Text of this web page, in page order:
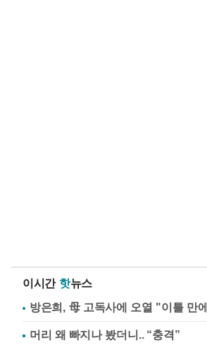
이시간 핫뉴스
방은희, 母 고독사에 오열 "이틀 만